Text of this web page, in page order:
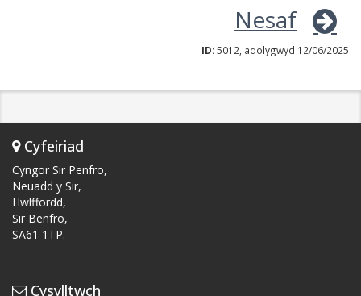
Nesaf
ID:5012, adolygwyd 12/06/2025
Cyfeiriad
Cyngor Sir Penfro,
Neuadd y Sir,
Hwlffordd,
Sir Benfro,
SA61 1TP.
Cysylltwch